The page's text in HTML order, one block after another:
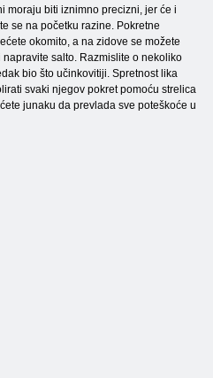
moraju biti iznimno precizni, jer će i
se na početku razine. Pokretne
okomito, a na zidove se možete
salto. Razmislite o nekoliko
bio što učinkovitiji. Spretnost lika
svaki njegov pokret pomoću strelica
junaku da prevlada sve poteškoće u